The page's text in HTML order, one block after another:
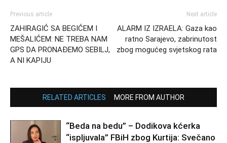
Previous article
ZAHIRAGIĆ SA BEGIĆEM I
MEŠALIĆEM: NE TREBA NAM
GPS DA PRONAĐEMO SEBILJ,
A NI KAPIJU
Next article
ALARM IZ IZRAELA: Gaza kao
ratno Sarajevo, zabrinutost
zbog mogućeg svjetskog rata
RELATED ARTICLES MORE FROM AUTHOR
“Beda na bedu” – Dodikova kćerka
“ispljuvala” FBiH zbog Kurtija: Svečano